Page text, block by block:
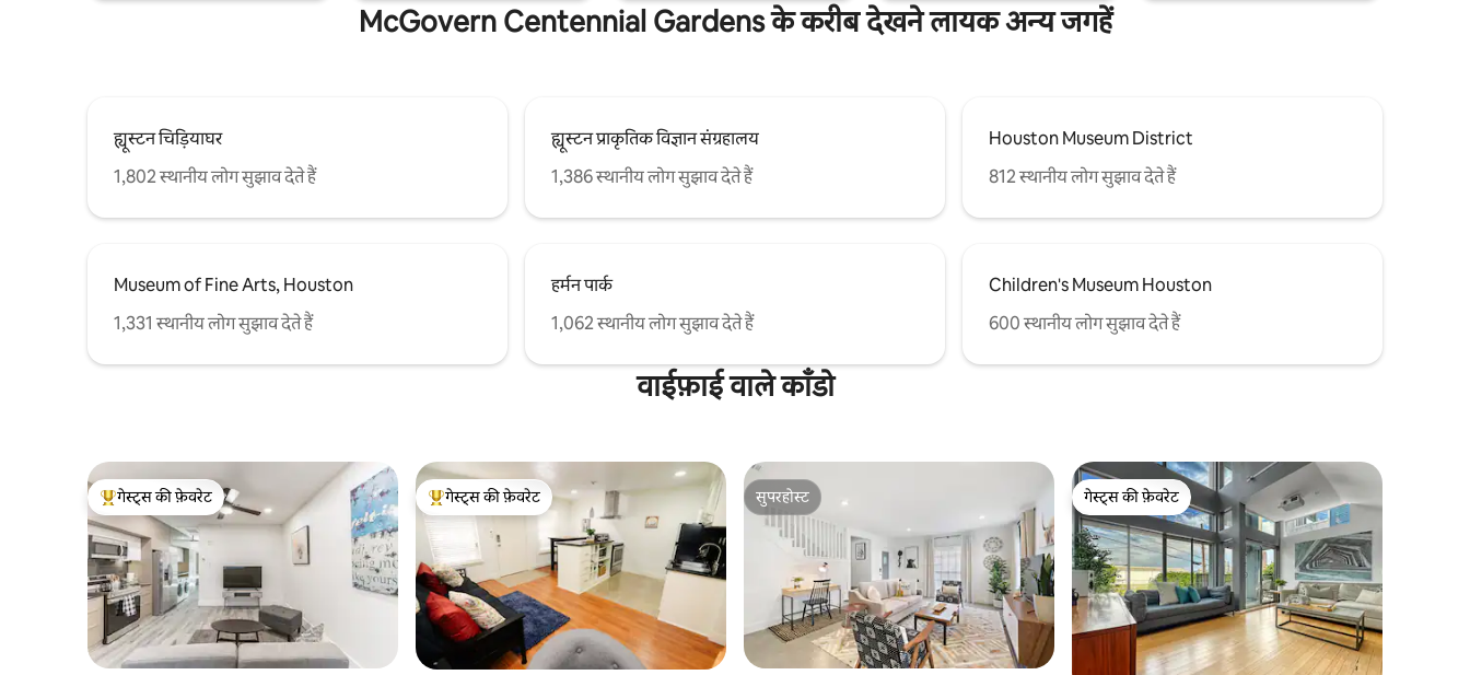
McGovern Centennial Gardens के करीब देखने लायक अन्य जगहें
ह्यूस्टन चिड़ियाघर
1,802 स्थानीय लोग सुझाव देते हैं
ह्यूस्टन प्राकृतिक विज्ञान संग्रहालय
1,386 स्थानीय लोग सुझाव देते हैं
Houston Museum District
812 स्थानीय लोग सुझाव देते हैं
Museum of Fine Arts, Houston
1,331 स्थानीय लोग सुझाव देते हैं
हर्मन पार्क
1,062 स्थानीय लोग सुझाव देते हैं
Children's Museum Houston
600 स्थानीय लोग सुझाव देते हैं
वाईफ़ाई वाले काँडो
गेस्ट्स का टॉप फ़ेवरेट
गेस्ट्स की फ़ेवरेट
गेस्ट्स का टॉप फ़ेवरेट
गेस्ट्स की फ़ेवरेट
सुपरहोस्ट
सुपरहोस्ट
गेस्ट्स की फ़ेवरेट
गेस्ट्स की फ़ेवरेट